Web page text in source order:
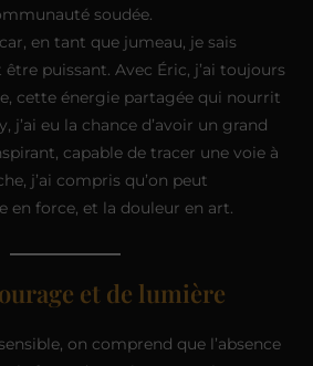
soudée.
en tant que jumeau, je sais
puissant. Avec Éric, j’ai toujours
cette énergie partagée qui nourrit
j’ai eu la chance d’avoir un grand
capable de tracer une voie à
j’ai compris qu’on peut
en force, et la douleur en art.
et de lumière
on comprend que l’absence